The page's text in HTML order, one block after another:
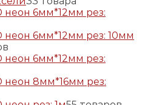
6мм*12мм рез:
6мм*12мм рез: 10мм
6мм*12мм рез:
8мм*16мм рез: